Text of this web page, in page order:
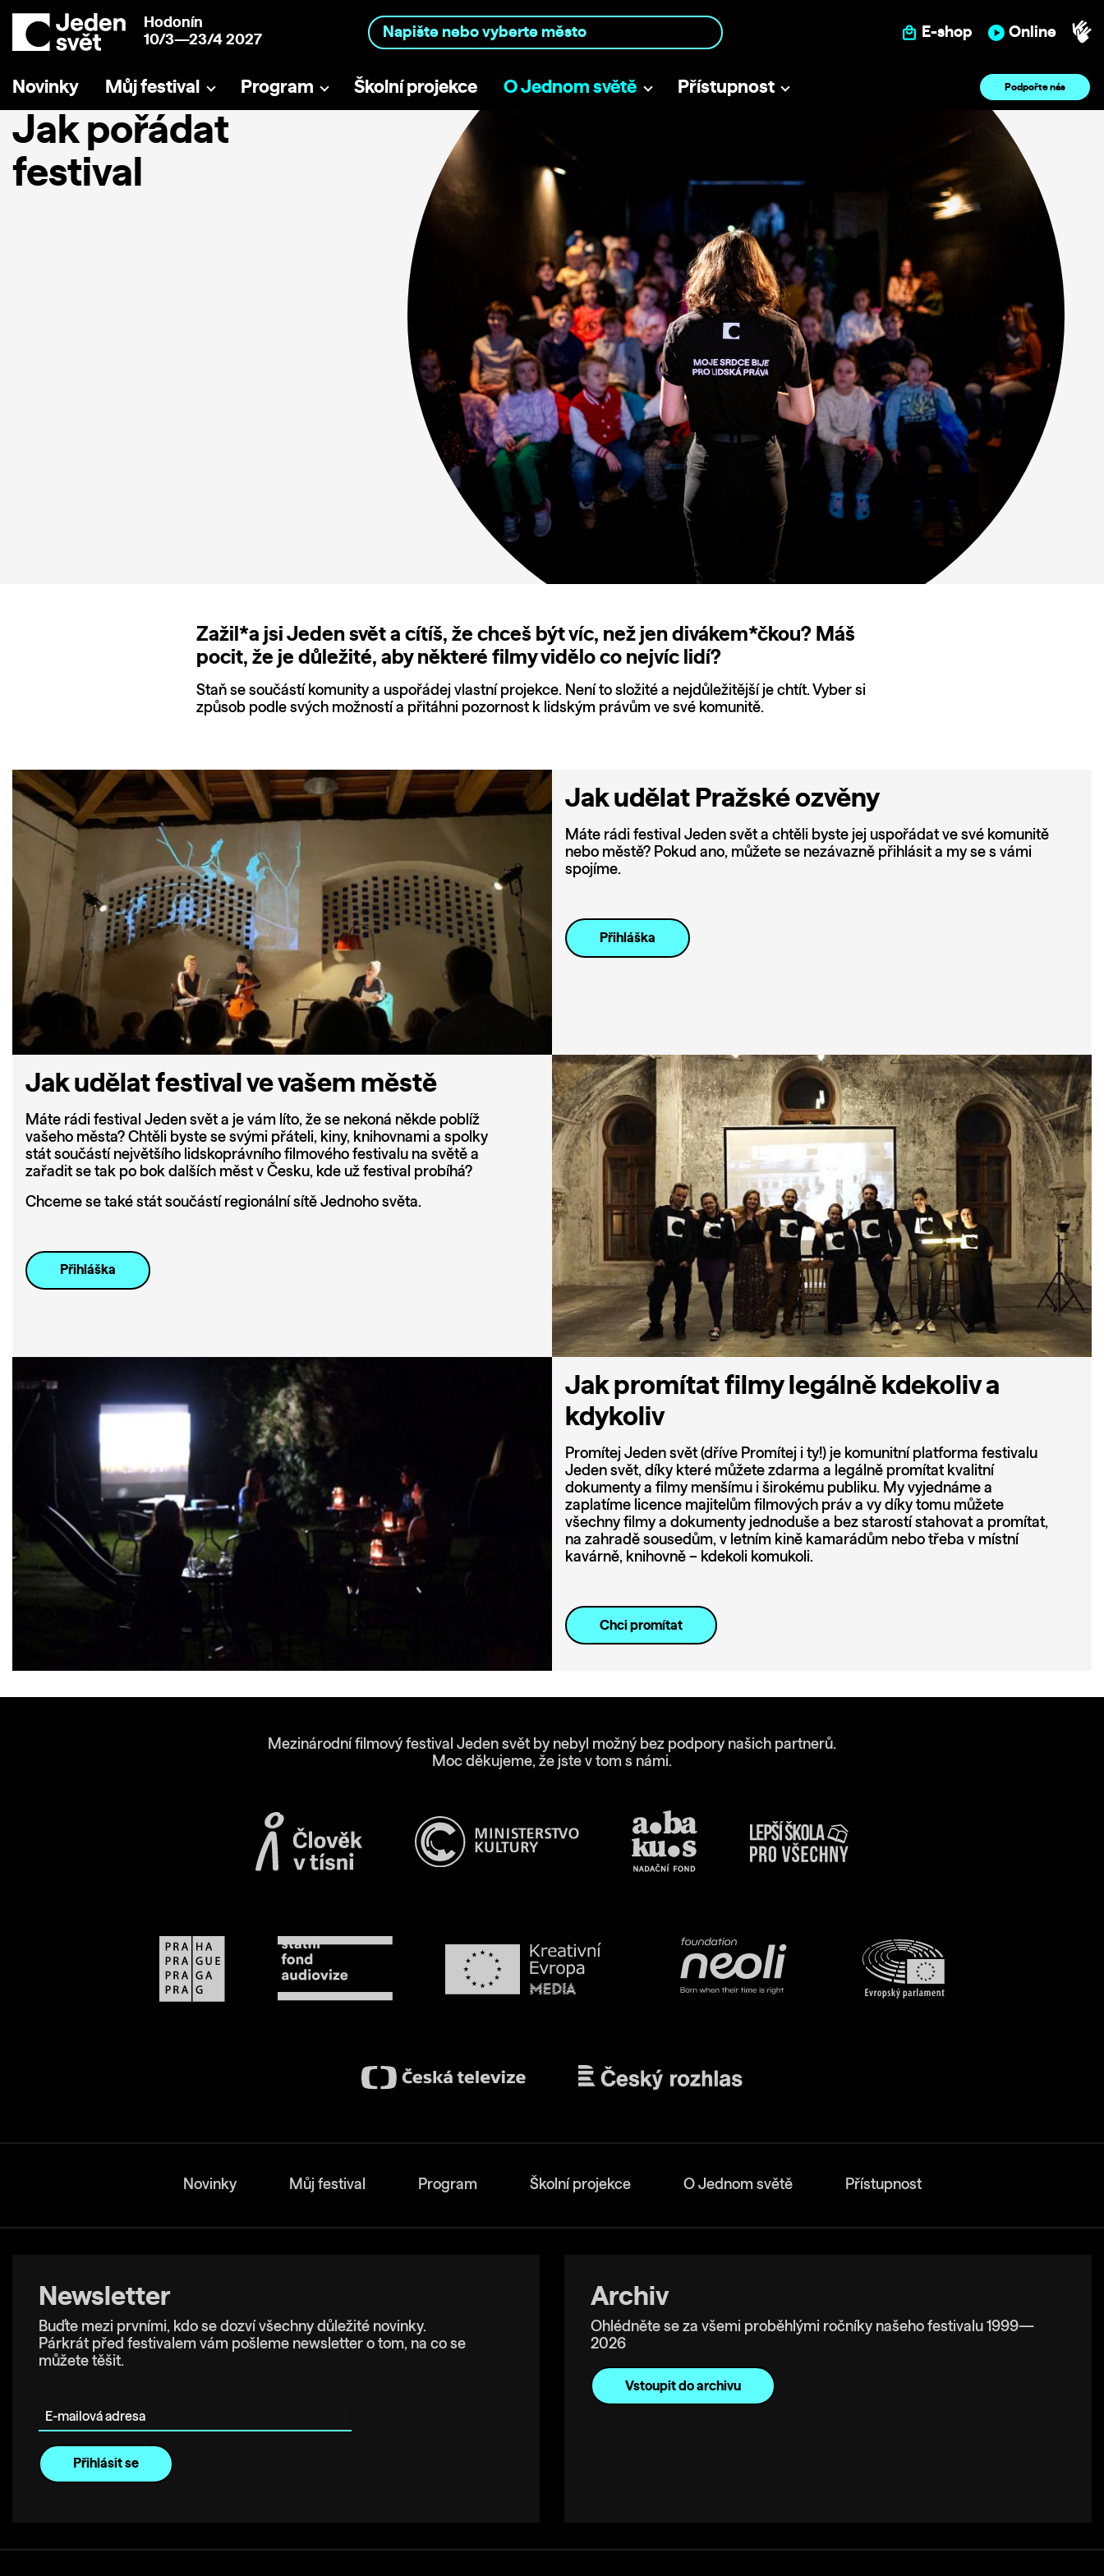
Hodonín
10/3—23/4 2027
E-shop Online
Novinky Můj festival Program Školní projekce O Jednom světě Přístupnost Podpořte nás
Jak pořádat
festival
Zažil*a jsi Jeden svět a cítíš, že chceš být víc, než jen divákem*čkou? Máš
pocit, že je důležité, aby některé filmy vidělo co nejvíc lidí?
Staň se součástí komunity a uspořádej vlastní projekce. Není to složité a nejdůležitější je chtít. Vyber si
způsob podle svých možností a přitáhni pozornost k lidským právům ve své komunitě.
Jak udělat Pražské ozvěny
Máte rádi festival Jeden svět a chtěli byste jej uspořádat ve své komunitě
nebo městě? Pokud ano, můžete se nezávazně přihlásit a my se s vámi
spojíme.
Přihláška
Jak udělat festival ve vašem městě
Máte rádi festival Jeden svět a je vám líto, že se nekoná někde poblíž
vašeho města? Chtěli byste se svými přáteli, kiny, knihovnami a spolky
stát součástí největšího lidskoprávního filmového festivalu na světě a
zařadit se tak po bok dalších měst v Česku, kde už festival probíhá?
Chceme se také stát součástí regionální sítě Jednoho světa.
Přihláška
Jak promítat filmy legálně kdekoliv a
kdykoliv
Promítej Jeden svět (dříve Promítej i ty!) je komunitní platforma festivalu
Jeden svět, díky které můžete zdarma a legálně promítat kvalitní
dokumenty a filmy menšímu i širokému publiku. My vyjednáme a
zaplatíme licence majitelům filmových práv a vy díky tomu můžete
všechny filmy a dokumenty jednoduše a bez starostí stahovat a promítat,
na zahradě sousedům, v letním kině kamarádům nebo třeba v místní
kavárně, knihovně – kdekoli komukoli.
Chci promítat
Mezinárodní filmový festival Jeden svět by nebyl možný bez podpory našich partnerů.
Moc děkujeme, že jste v tom s námi.
Novinky Můj festival Program Školní projekce O Jednom světě Přístupnost
Newsletter
Buďte mezi prvními, kdo se dozví všechny důležité novinky.
Párkrát před festivalem vám pošleme newsletter o tom, na co se
můžete těšit.
Archiv
Ohlédněte se za všemi proběhlými ročníky našeho festivalu 1999—
2026
Vstoupit do archivu